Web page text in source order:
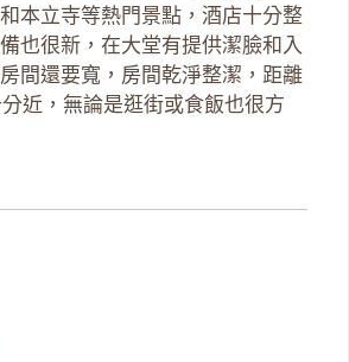
本立寺等熱門景點，酒店十分整
也很新，在大堂有提供潔臉和入
間還要寬，房間乾淨整潔，距離
近，無論是逛街或食飯也很方